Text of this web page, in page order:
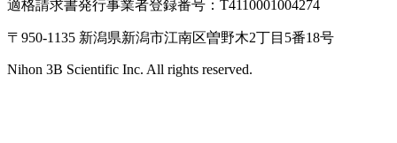
適格請求書発行事業者登録番号：T4110001004274
〒950-1135 新潟県新潟市江南区曽野木2丁目5番18号
Nihon 3B Scientific Inc. All rights reserved.